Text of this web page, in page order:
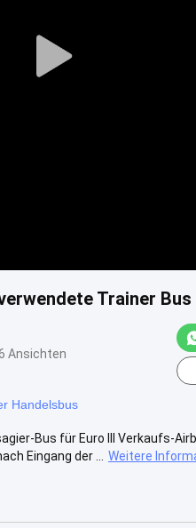
Play
Trainer Bus
Ansichten
Handelsbus
Bus für Euro III Verkaufs-
Eingang der ...
Weitere